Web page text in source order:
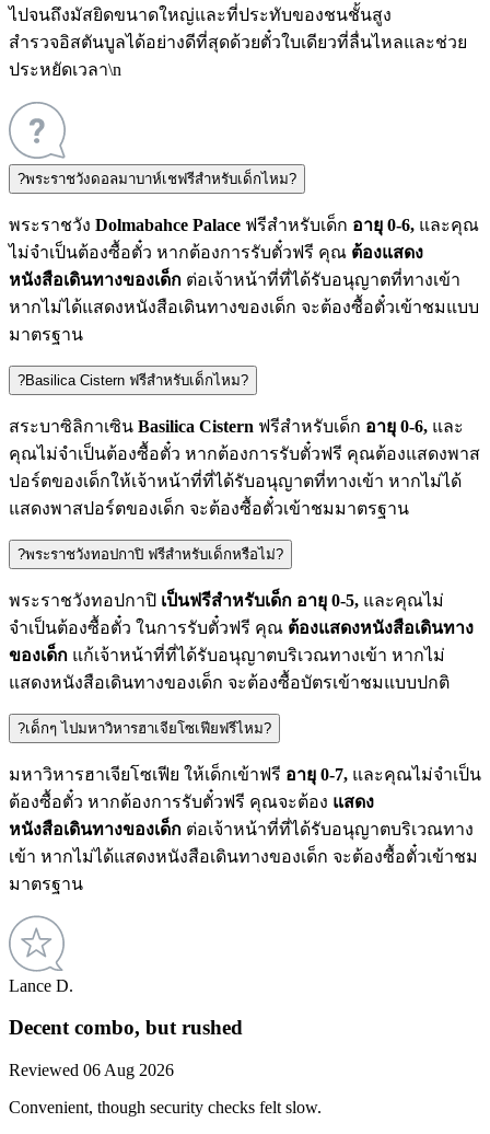
ไปจนถึงมัสยิดขนาดใหญ่และที่ประทับของชนชั้นสูง
สำรวจอิสตันบูลได้อย่างดีที่สุดด้วยตั๋วใบเดียวที่ลื่นไหลและช่วย
ประหยัดเวลา\n
?พระราชวังดอลมาบาห์เชฟรีสำหรับเด็กไหม?
พระราชวัง Dolmabahce Palace ฟรีสำหรับเด็ก อายุ 0-6, และคุณ
ไม่จำเป็นต้องซื้อตั๋ว หากต้องการรับตั๋วฟรี คุณ ต้องแสดง
หนังสือเดินทางของเด็ก ต่อเจ้าหน้าที่ที่ได้รับอนุญาตที่ทางเข้า
หากไม่ได้แสดงหนังสือเดินทางของเด็ก จะต้องซื้อตั๋วเข้าชมแบบ
มาตรฐาน
?Basilica Cistern ฟรีสำหรับเด็กไหม?
สระบาซิลิกาเซิน Basilica Cistern ฟรีสำหรับเด็ก อายุ 0-6, และ
คุณไม่จำเป็นต้องซื้อตั๋ว หากต้องการรับตั๋วฟรี คุณต้องแสดงพาส
ปอร์ตของเด็กให้เจ้าหน้าที่ที่ได้รับอนุญาตที่ทางเข้า หากไม่ได้
แสดงพาสปอร์ตของเด็ก จะต้องซื้อตั๋วเข้าชมมาตรฐาน
?พระราชวังทอปกาปิ ฟรีสำหรับเด็กหรือไม่?
พระราชวังทอปกาปิ เป็นฟรีสำหรับเด็ก อายุ 0-5, และคุณไม่
จำเป็นต้องซื้อตั๋ว ในการรับตั๋วฟรี คุณ ต้องแสดงหนังสือเดินทาง
ของเด็ก แก้เจ้าหน้าที่ที่ได้รับอนุญาตบริเวณทางเข้า หากไม่
แสดงหนังสือเดินทางของเด็ก จะต้องซื้อบัตรเข้าชมแบบปกติ
?เด็กๆ ไปมหาวิหารฮาเจียโซเฟียฟรีไหม?
มหาวิหารฮาเจียโซเฟีย ให้เด็กเข้าฟรี อายุ 0-7, และคุณไม่จำเป็น
ต้องซื้อตั๋ว หากต้องการรับตั๋วฟรี คุณจะต้อง แสดง
หนังสือเดินทางของเด็ก ต่อเจ้าหน้าที่ที่ได้รับอนุญาตบริเวณทาง
เข้า หากไม่ได้แสดงหนังสือเดินทางของเด็ก จะต้องซื้อตั๋วเข้าชม
มาตรฐาน
Lance D.
Decent combo, but rushed
Reviewed 06 Aug 2026
Convenient, though security checks felt slow.